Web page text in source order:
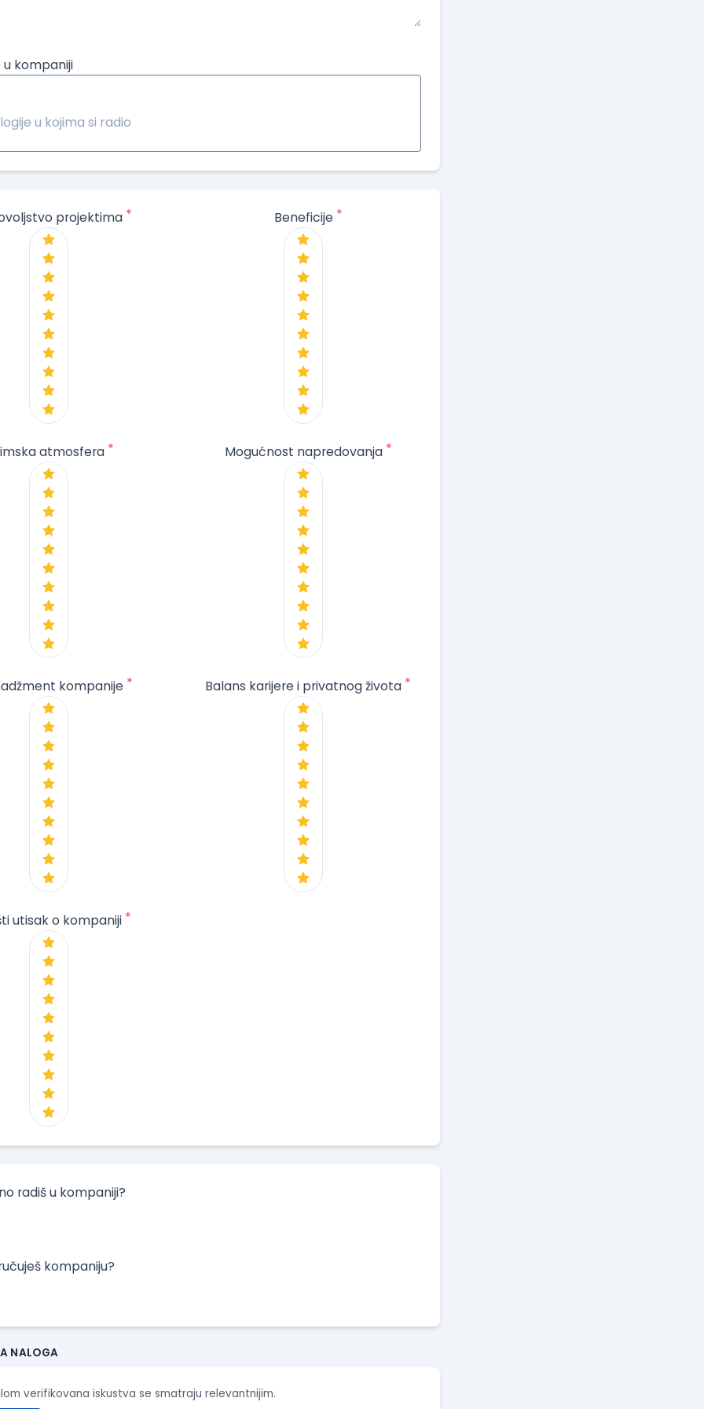
u kompaniji
u kojima si radio
projektima * Beneficije *
atmosfera * Mogućnost napredovanja *
kompanije * Balans karijere i privatnog života *
utisak o kompaniji *
radiš u kompaniji?
kompaniju?
NALOGA
verifikovana iskustva se smatraju relevantnijim.